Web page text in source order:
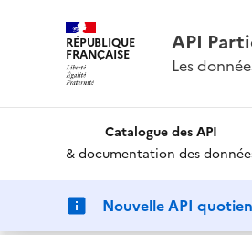
RÉPUBLIQUE
FRANÇAISE API
Les
Catalogue des API
& documentation des
Nouvelle API